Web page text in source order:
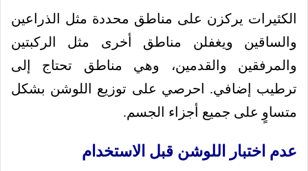
الكثيرات يركزن على مناطق محددة مثل الذراعين
والساقين ويغفلن مناطق أخرى مثل الركبتين
والمرفقين والقدمين، وهي مناطق تحتاج إلى
ترطيب إضافي. احرصي على توزيع اللوشن بشكل
متساوٍ على جميع أجزاء الجسم.
عدم اختبار اللوشن قبل الاستخدام